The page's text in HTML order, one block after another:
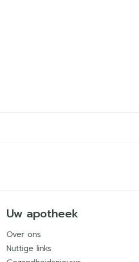
Uw apotheek
Over ons
Nuttige links